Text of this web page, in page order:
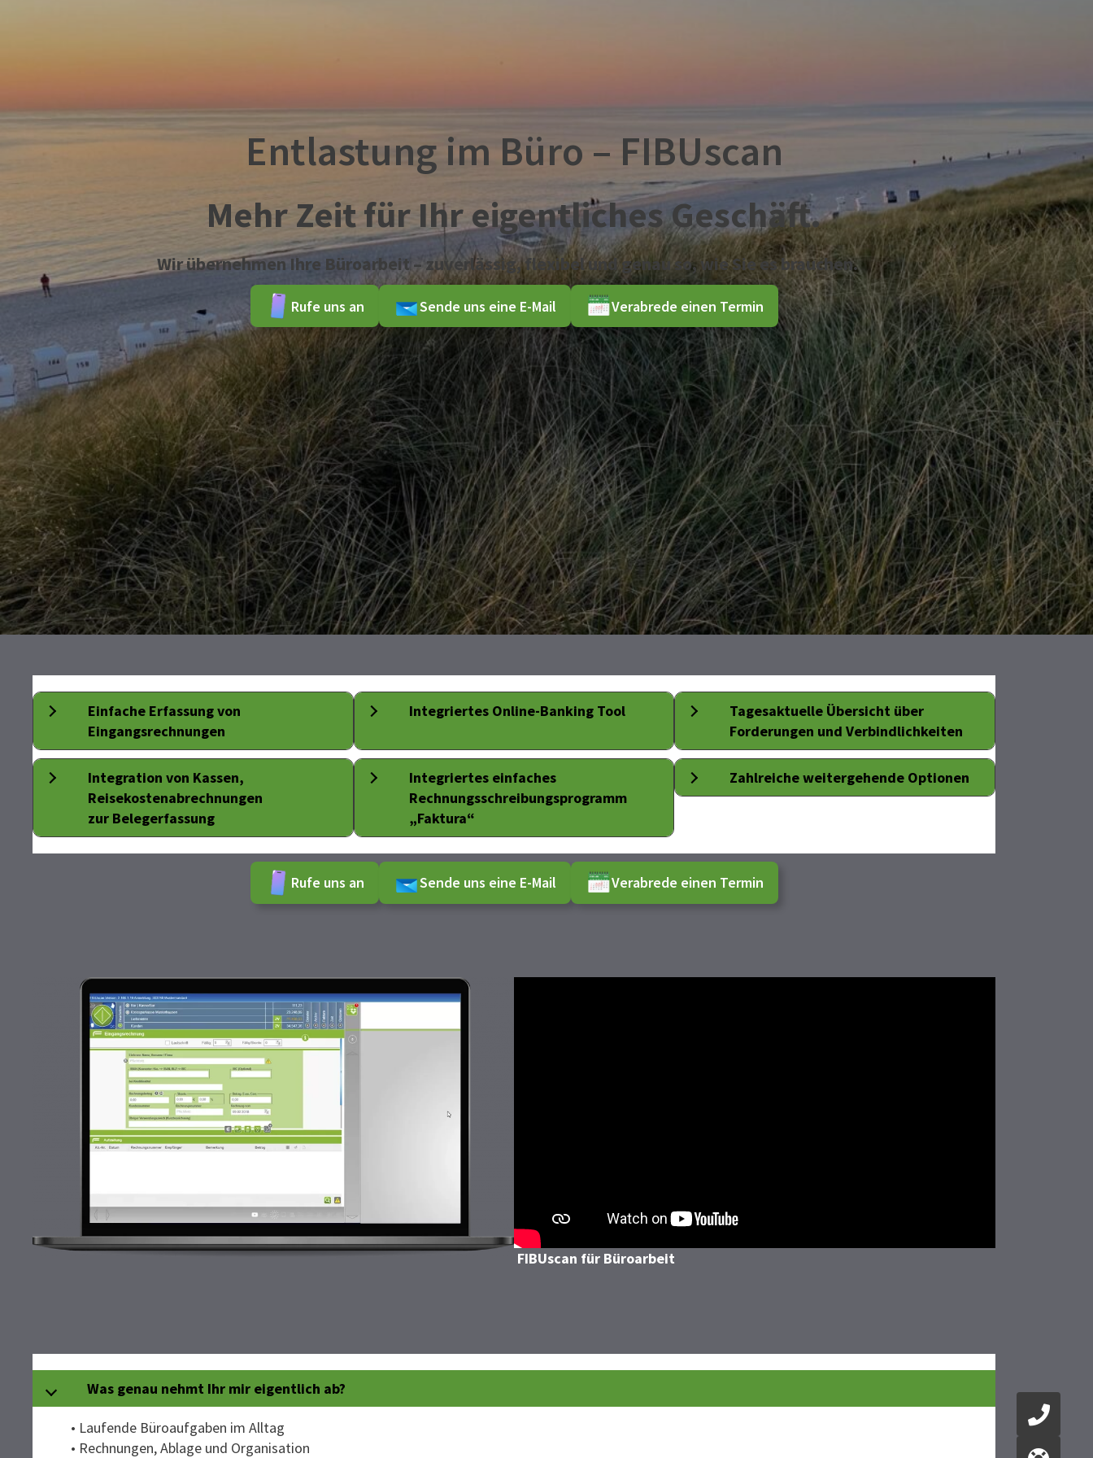
Entlastung im Büro – FIBUscan
Mehr Zeit für Ihr eigentliches Geschäft.
Wir übernehmen Ihre Büroarbeit – zuverlässig, flexibel und genau so, wie Sie es brauchen.
Rufe uns an Sende uns eine E-Mail Verabrede einen Termin
Einfache Erfassung von
Eingangsrechnungen
Integration von Kassen,
Reisekostenabrechnungen
zur Belegerfassung
Integriertes Online-Banking Tool
Integriertes einfaches
Rechnungsschreibungsprogramm
„Faktura“
Tagesaktuelle Übersicht über
Forderungen und Verbindlichkeiten
Zahlreiche weitergehende Optionen
Rufe uns an Sende uns eine E-Mail Verabrede einen Termin
FIBUscan für Büroarbeit
Was genau nehmt Ihr mir eigentlich ab?
• Laufende Büroaufgaben im Alltag
• Rechnungen, Ablage und Organisation